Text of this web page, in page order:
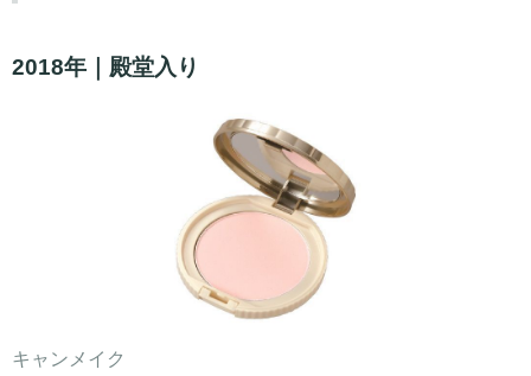
2018年｜殿堂入り
キャンメイク